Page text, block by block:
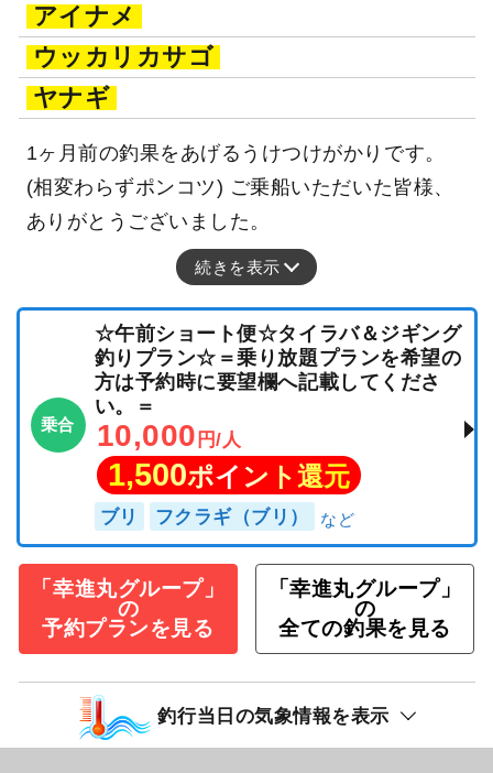
アイナメ
ウッカリカサゴ
ヤナギ
1ヶ月前の釣果をあげるうけつけがかりです。
(相変わらずポンコツ) ご乗船いただいた皆様、
ありがとうございました。
続きを表示
乗合
☆午前ショート便☆タイラバ＆ジギング
釣りプラン☆＝乗り放題プランを希望の
方は予約時に要望欄へ記載してくださ
い。＝
10,000 円/人
1,500ポイント還元
ブリ フクラギ（ブリ）
「幸進丸グループ」
の
予約プランを見る
「幸進丸グループ」
の
全ての釣果を見る
釣行当日の気象情報を表示